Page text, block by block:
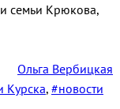
семьи Крюкова,
Ольга Вербицкая
Курска, #новости